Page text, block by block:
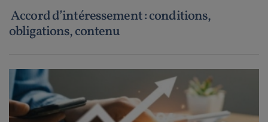
Accord d’intéressement : conditions,
obligations, contenu